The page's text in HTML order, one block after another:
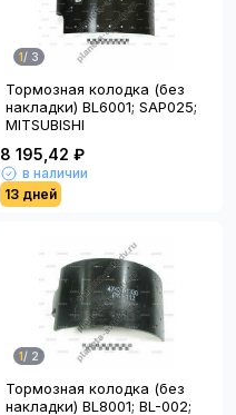
1/ 3
Тормозная колодка (без
накладки) BL6001; SAP025;
MITSUBISHI
8 195,42 ₽
в наличии
13 дней
1/ 2
Тормозная колодка (без
накладки) BL8001; BL-002;